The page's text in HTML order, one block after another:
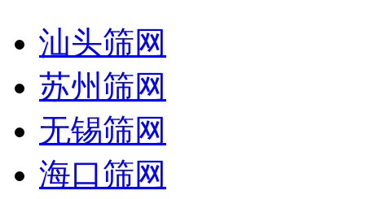
汕头筛网
苏州筛网
无锡筛网
海口筛网